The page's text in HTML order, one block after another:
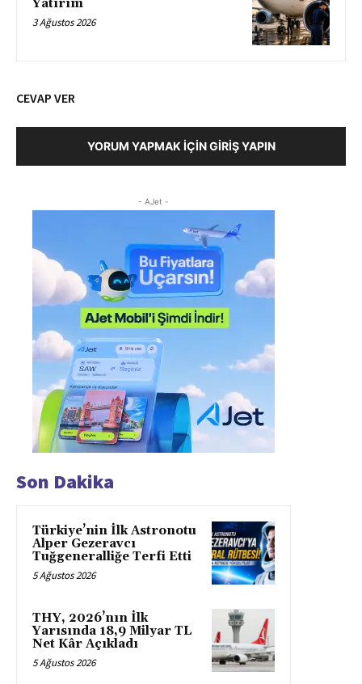
Yatırım
3 Ağustos 2026
CEVAP VER
YORUM YAPMAK İÇIN GIRIŞ YAPIN
- AJet -
Son Dakika
Türkiye’nin İlk Astronotu
Alper Gezeravcı
Tuğgeneralliğe Terfi Etti
5 Ağustos 2026
THY, 2026’nın İlk
Yarısında 18,9 Milyar TL
Net Kâr Açıkladı
5 Ağustos 2026